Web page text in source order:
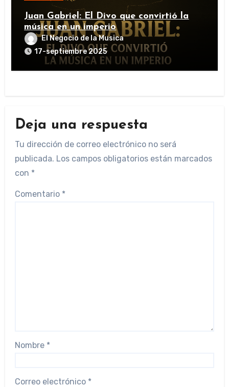
Juan Gabriel: El Divo que convirtió la
música en un imperio
El Negocio de la Musica
17-septiembre 2025
Deja una respuesta
Tu dirección de correo electrónico no será
publicada. Los campos obligatorios están marcados
con *
Comentario *
Nombre *
Correo electrónico *